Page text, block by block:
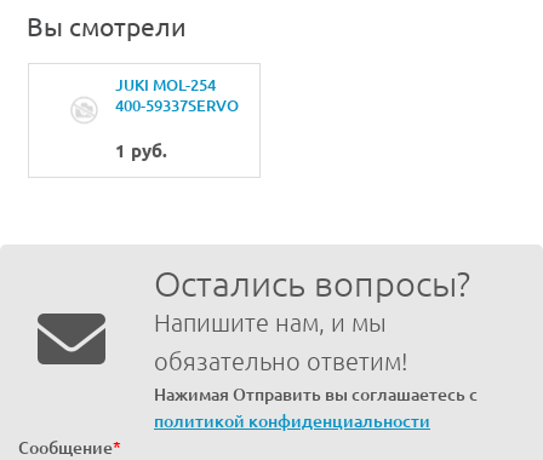
Вы смотрели
JUKI MOL-254
400-59337SERVO
ASM.
1 руб.
Остались вопросы?
Напишите нам, и мы
обязательно ответим!
Нажимая Отправить вы соглашаетесь с
политикой конфиденциальности
Сообщение*